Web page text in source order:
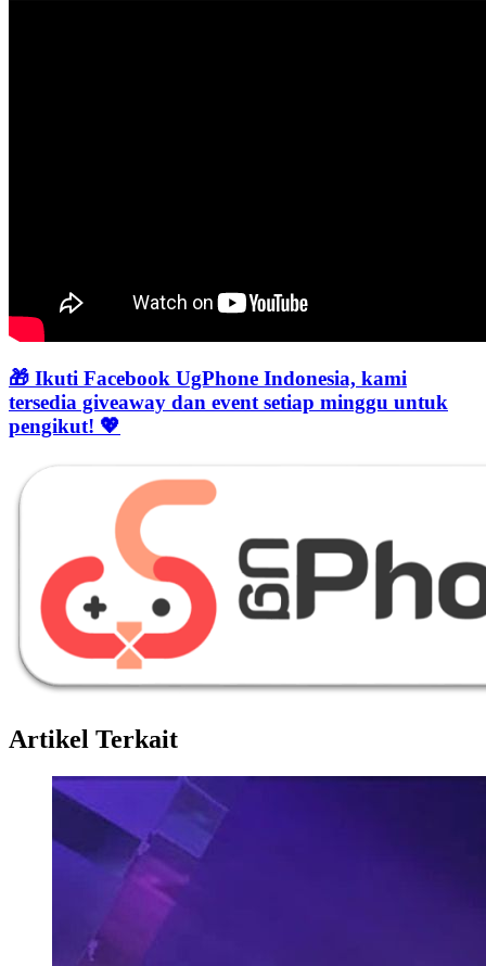
🎁 Ikuti Facebook UgPhone Indonesia, kami
tersedia giveaway dan event setiap minggu untuk
pengikut! 💖
Artikel Terkait